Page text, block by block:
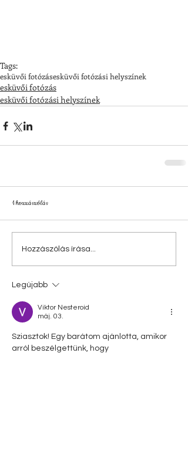
Tags:
esküvői fotózásesküvői fotózási helyszínek
esküvői fotózás
esküvői fotózási helyszínek
1 hozzászólás
Hozzászólás írása...
Legújabb
Viktor Nesteroid
máj. 03.
Sziasztok! Egy barátom ajánlotta, amikor
arról beszélgettünk, hogy